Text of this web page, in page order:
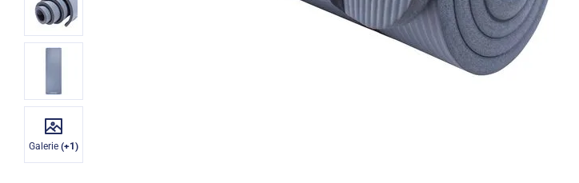
Galerie (+1)